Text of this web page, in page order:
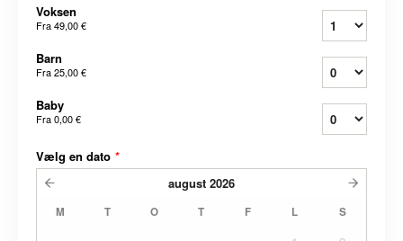
Voksen
Fra49,00 €
Barn
Fra25,00 €
Baby
Fra0,00 €
Vælg en dato *
august 2026
M T O T F L S